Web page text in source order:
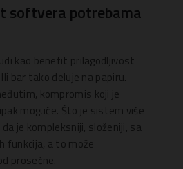
softvera potrebama
kao benefit prilagodljivost
bar tako deluje na papiru.
kompromis koji je
moguće. Što je sistem više
je kompleksniji, složeniji, sa
funkcija, a to može
prosečne.